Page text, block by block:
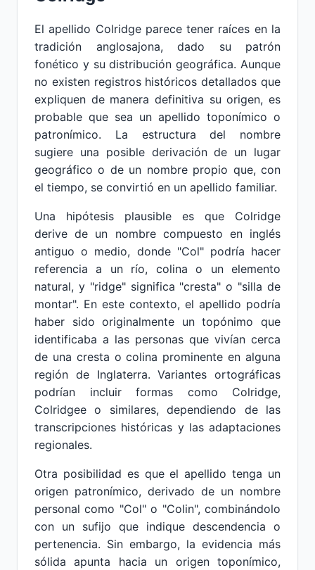
El apellido Colridge parece tener raíces en la
tradición anglosajona, dado su patrón
fonético y su distribución geográfica. Aunque
no existen registros históricos detallados que
expliquen de manera definitiva su origen, es
probable que sea un apellido toponímico o
patronímico. La estructura del nombre
sugiere una posible derivación de un lugar
geográfico o de un nombre propio que, con
el tiempo, se convirtió en un apellido familiar.
Una hipótesis plausible es que Colridge
derive de un nombre compuesto en inglés
antiguo o medio, donde "Col" podría hacer
referencia a un río, colina o un elemento
natural, y "ridge" significa "cresta" o "silla de
montar". En este contexto, el apellido podría
haber sido originalmente un topónimo que
identificaba a las personas que vivían cerca
de una cresta o colina prominente en alguna
región de Inglaterra. Variantes ortográficas
podrían incluir formas como Colridge,
Colridgee o similares, dependiendo de las
transcripciones históricas y las adaptaciones
regionales.
Otra posibilidad es que el apellido tenga un
origen patronímico, derivado de un nombre
personal como "Col" o "Colin", combinándolo
con un sufijo que indique descendencia o
pertenencia. Sin embargo, la evidencia más
sólida apunta hacia un origen toponímico,